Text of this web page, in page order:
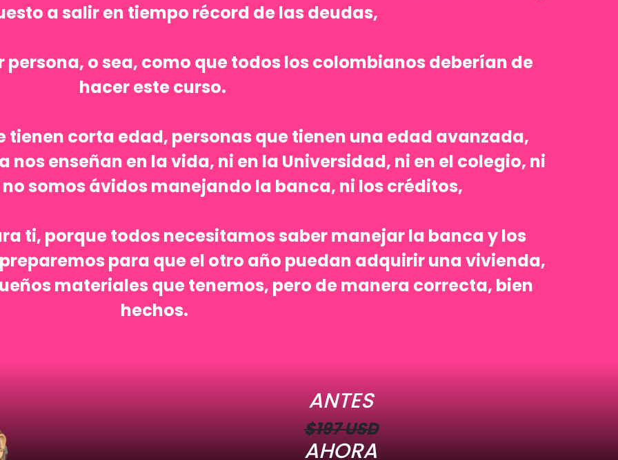
a salir en tiempo récord de las deudas,
persona, o sea, como que todos los colombianos deberían de
hacer este curso.
tienen corta edad, personas que tienen una edad avanzada,
nos enseñan en la vida, ni en la Universidad, ni en el colegio, ni
somos ávidos manejando la banca, ni los créditos,
ti, porque todos necesitamos saber manejar la banca y los
para que el otro año puedan adquirir una vivienda,
materiales que tenemos, pero de manera correcta, bien
hechos.
ANTES
$197 USD
AHORA